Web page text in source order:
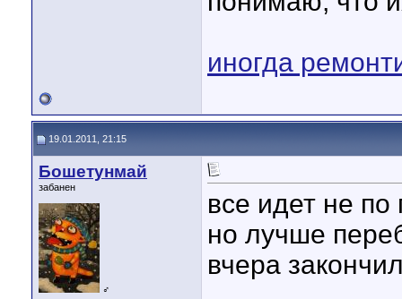
иногда
19.01.2011, 21:15
Бошетунмай
забанен
♂
все идет не по
но лучше
вчера